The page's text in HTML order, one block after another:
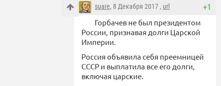
+1
suare, 8 Декабря 2017 , url
Горбачев не был президентом
России, признавая долги Царской
Империи.
Россия объявила себя преемницей
СССР и выплатила все его долги,
включая царские.